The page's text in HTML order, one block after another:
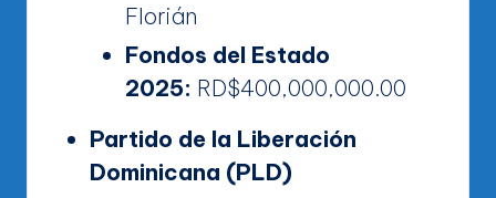
Florián
Fondos del Estado
2025: RD$400,000,000.00
Partido de la Liberación
Dominicana (PLD)